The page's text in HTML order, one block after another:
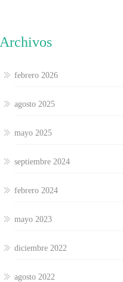
Archivos
febrero 2026
agosto 2025
mayo 2025
septiembre 2024
febrero 2024
mayo 2023
diciembre 2022
agosto 2022